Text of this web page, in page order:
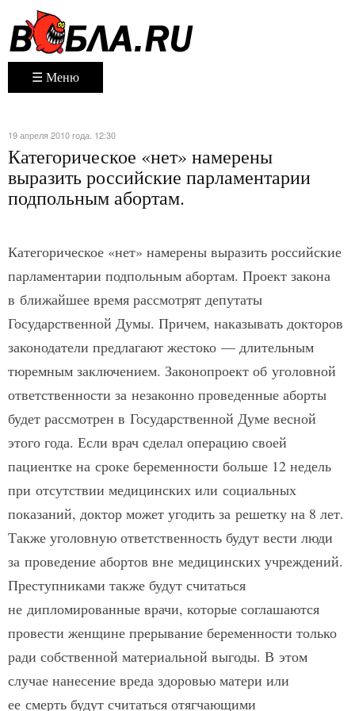
☰ Меню
19 апреля 2010 года. 12:30
Категорическое «нет» намерены
выразить российские парламентарии
подпольным абортам.
Категорическое «нет» намерены выразить российские
парламентарии подпольным абортам. Проект закона
в ближайшее время рассмотрят депутаты
Государственной Думы. Причем, наказывать докторов
законодатели предлагают жестоко — длительным
тюремным заключением. Законопроект об уголовной
ответственности за незаконно проведенные аборты
будет рассмотрен в Государственной Думе весной
этого года. Если врач сделал операцию своей
пациентке на сроке беременности больше 12 недель
при отсутствии медицинских или социальных
показаний, доктор может угодить за решетку на 8 лет.
Также уголовную ответственность будут вести люди
за проведение абортов вне медицинских учреждений.
Преступниками также будут считаться
не дипломированные врачи, которые соглашаются
провести женщине прерывание беременности только
ради собственной материальной выгоды. В этом
случае нанесение вреда здоровью матери или
ее смерть будут считаться отягчающими